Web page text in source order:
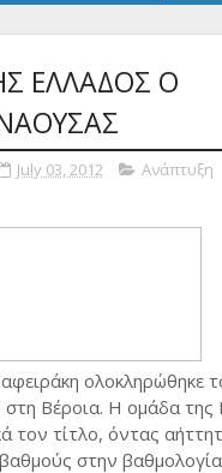
ΕΛΛΑΔΟΣ Ο
July 03, 2012 Ανάπτυξη
ολοκληρώθηκε
Βέροια. Η ομάδα της
τον τίτλο, όντας
στην